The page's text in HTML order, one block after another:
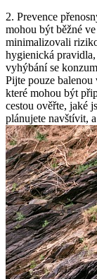
2. Prevence
mohou být běžné
minimalizovali
hygienická
vyhýbání se
Pijte pouze
které mohou být
cestou ověřte, jaké
plánujete navštívit,